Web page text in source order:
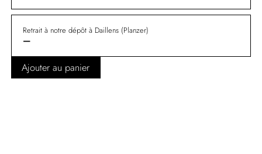
Retrait à notre dépôt à Daillens (Planzer)
—
Ajouter au panier